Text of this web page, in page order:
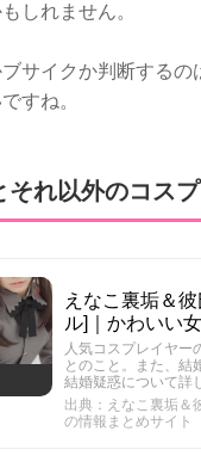
しれません。
サイクか判断する
すね。
それ以外のコス
えなこ裏垢＆
ル]｜かわいい
人気コスプレイヤー
とのこと。また、結
結婚疑惑について詳
出典：えなこ裏垢＆
の情報まとめサイト